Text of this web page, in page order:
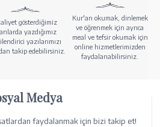
gösterdiğimiz
yazdığımız
yazılarımızı
takip edebilirsiniz.
Kur'an okumak, dinlemek
ve öğrenmek için ayrıca
meal ve tefsir okumak için
online hizmetlerimizden
faydalanabilirsiniz.
Medya
faydalanmak için bizi takip et!